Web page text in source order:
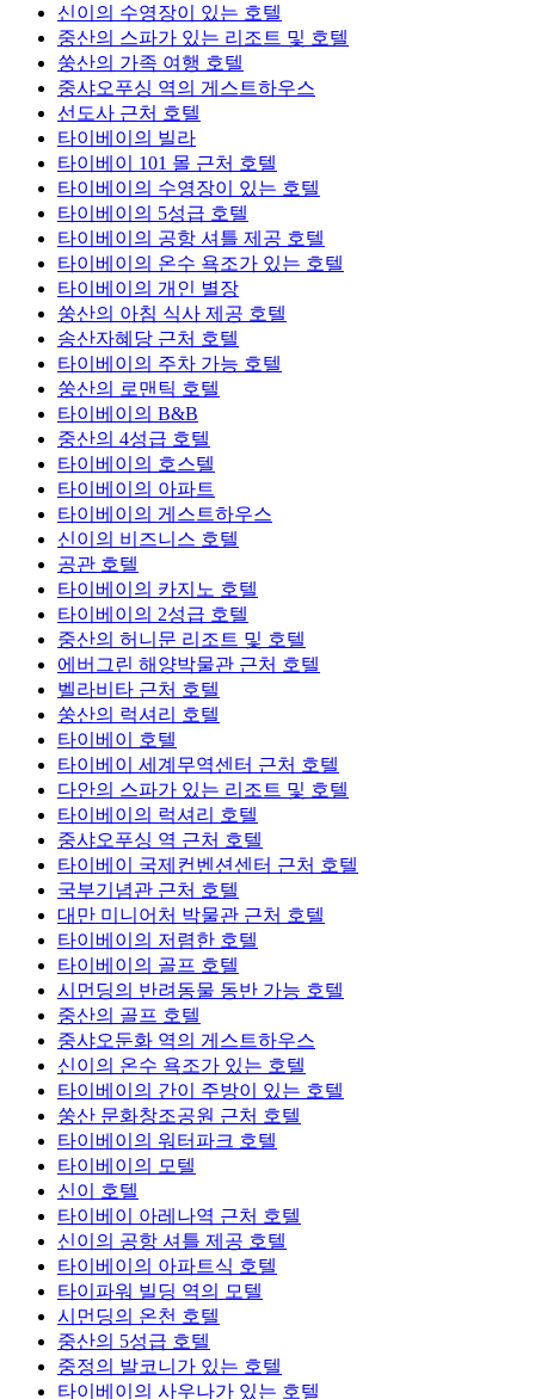
신이의 수영장이 있는 호텔
중산의 스파가 있는 리조트 및 호텔
쑹산의 가족 여행 호텔
중샤오푸싱 역의 게스트하우스
선도사 근처 호텔
타이베이의 빌라
타이베이 101 몰 근처 호텔
타이베이의 수영장이 있는 호텔
타이베이의 5성급 호텔
타이베이의 공항 셔틀 제공 호텔
타이베이의 온수 욕조가 있는 호텔
타이베이의 개인 별장
쑹산의 아침 식사 제공 호텔
송산자혜당 근처 호텔
타이베이의 주차 가능 호텔
쑹산의 로맨틱 호텔
타이베이의 B&B
중산의 4성급 호텔
타이베이의 호스텔
타이베이의 아파트
타이베이의 게스트하우스
신이의 비즈니스 호텔
공관 호텔
타이베이의 카지노 호텔
타이베이의 2성급 호텔
중산의 허니문 리조트 및 호텔
에버그린 해양박물관 근처 호텔
벨라비타 근처 호텔
쑹산의 럭셔리 호텔
타이베이 호텔
타이베이 세계무역센터 근처 호텔
다안의 스파가 있는 리조트 및 호텔
타이베이의 럭셔리 호텔
중샤오푸싱 역 근처 호텔
타이베이 국제컨벤션센터 근처 호텔
국부기념관 근처 호텔
대만 미니어처 박물관 근처 호텔
타이베이의 저렴한 호텔
타이베이의 골프 호텔
시먼딩의 반려동물 동반 가능 호텔
중산의 골프 호텔
중샤오둔화 역의 게스트하우스
신이의 온수 욕조가 있는 호텔
타이베이의 간이 주방이 있는 호텔
쑹산 문화창조공원 근처 호텔
타이베이의 워터파크 호텔
타이베이의 모텔
신이 호텔
타이베이 아레나역 근처 호텔
신이의 공항 셔틀 제공 호텔
타이베이의 아파트식 호텔
타이파워 빌딩 역의 모텔
시먼딩의 온천 호텔
중산의 5성급 호텔
중정의 발코니가 있는 호텔
타이베이의 사우나가 있는 호텔